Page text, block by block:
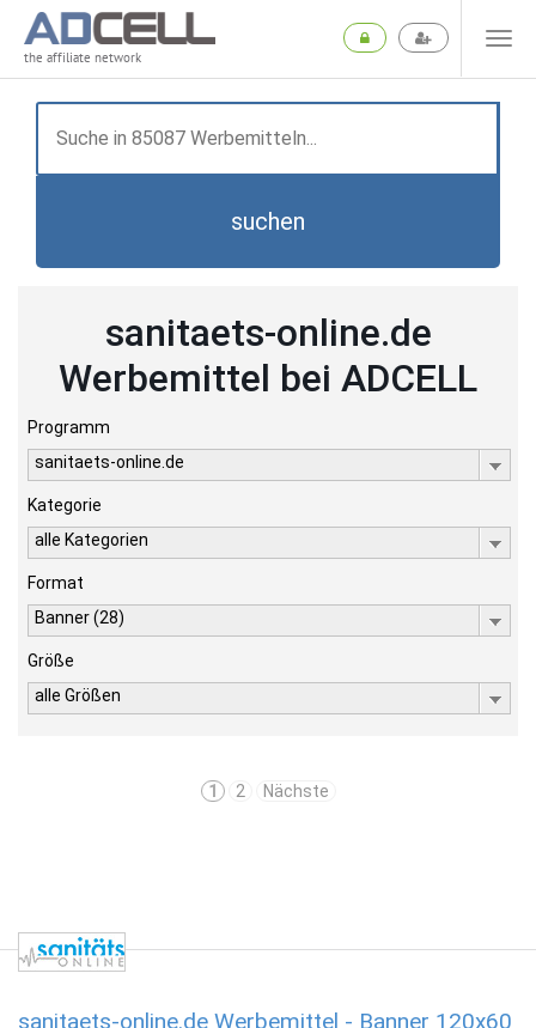
the affiliate network
suchen
sanitaets-online.de
Werbemittel bei ADCELL
Programm
sanitaets-online.de
Kategorie
alle Kategorien
Format
Banner (28)
Größe
alle Größen
1 2 Nächste
sanitaets-online.de Werbemittel - Banner 120x60